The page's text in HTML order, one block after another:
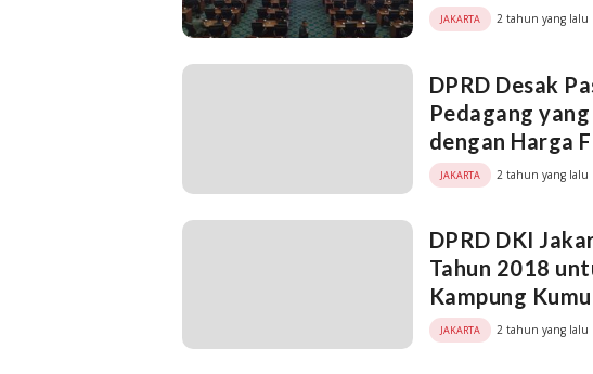
JAKARTA 2 tahun yang lalu
DPRD Desak
Pedagang
dengan Harga
JAKARTA 2 tahun yang lalu
DPRD DKI
Tahun 2018
Kampung
JAKARTA 2 tahun yang lalu